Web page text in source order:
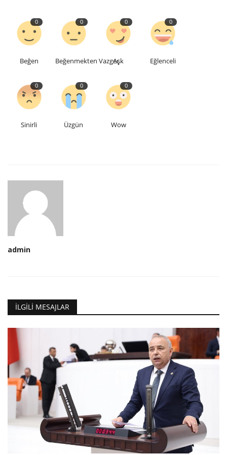
0
Beğen
0
Beğenmekten Vazgeç
0
Aşk
0
Eğlenceli
0
Sinirli
0
Üzgün
0
Wow
admin
İLGILI MESAJLAR